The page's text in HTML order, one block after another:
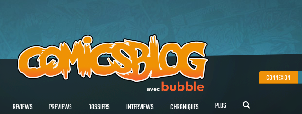
CONNEXION
REVIEWS PREVIEWS DOSSIERS INTERVIEWS CHRONIQUES PLUS